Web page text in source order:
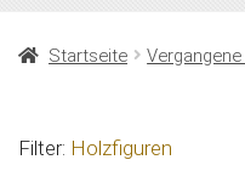
Startseite
Filter: Holzfiguren